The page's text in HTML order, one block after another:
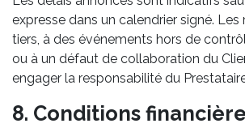
expresse dans un calendrier signé. Les
tiers, à des événements hors de
ou à un défaut de collaboration du
engager la responsabilité du
8. Conditions